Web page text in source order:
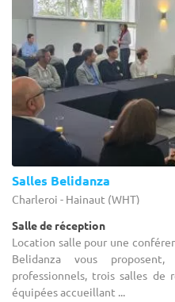
Salles Belidanza
Charleroi - Hainaut (WHT)
Salle de réception
Location salle pour une
Belidanza vous
professionnels, trois salles de
équipées accueillant ...